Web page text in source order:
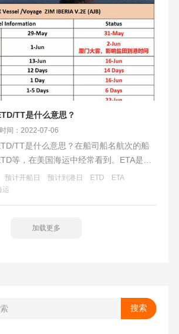
TT是什么意思？
时间：2022-07-06
TT是什么意思？在船司船名航次的船
等，在美国海运中经常看到。ETA是
Arrival的英文缩写，指预计到港时间；
TIME OF DEPARTURE，指预计离港时
预计开船日 预计到港日 ETD
ETA
运
加载更多